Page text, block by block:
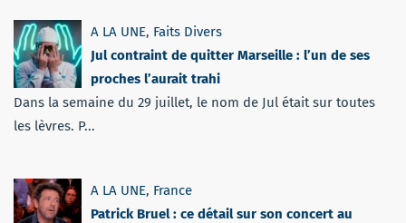
A LA UNE, Faits Divers
Jul contraint de quitter Marseille : l’un de ses
proches l’aurait trahi
Dans la semaine du 29 juillet, le nom de Jul était sur toutes
les lèvres. P...
A LA UNE, France
Patrick Bruel : ce détail sur son concert au